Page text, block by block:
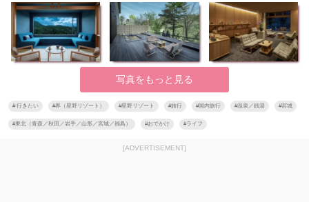
写真をもっと見る
#行きたい #界（星野リゾート） #星野リゾート #旅行 #国内旅行 #温泉／銭湯 #宮城
#東北（青森／秋田／岩手／山形／宮城／福島） #おでかけ #ライフ
[ADVERTISEMENT]